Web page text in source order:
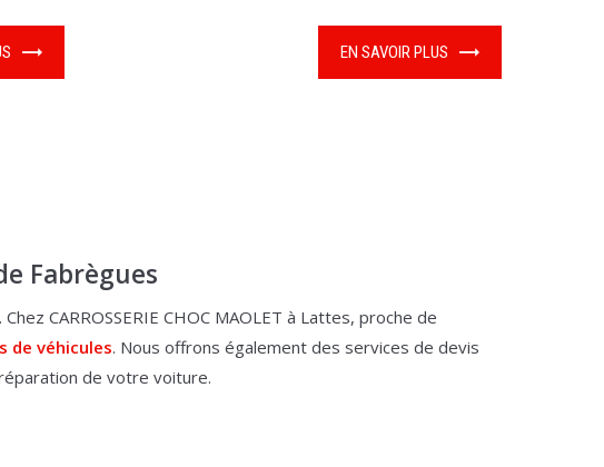
EN SAVOIR PLUS
Fabrègues
CARROSSERIE CHOC MAOLET à Lattes, proche de
de véhicules. Nous offrons également des services de devis
de votre voiture.